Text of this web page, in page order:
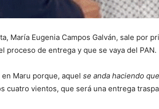
María Eugenia Campos Galván, sale por
proceso de entrega y que se vaya del PAN.
Maru porque, aquel se anda haciendo
cuatro vientos, que será una entrega